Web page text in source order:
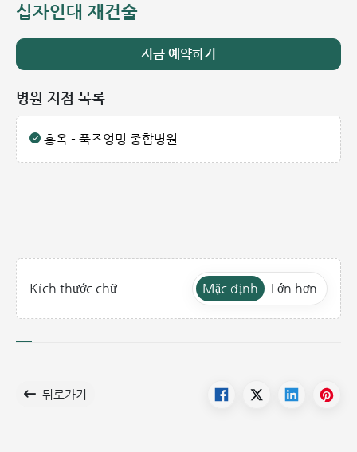
십자인대 재건술
지금 예약하기
병원 지점 목록
홍옥 - 푹즈엉밍 종합병원
Kích thước chữ Mặc định Lớn hơn
뒤로가기